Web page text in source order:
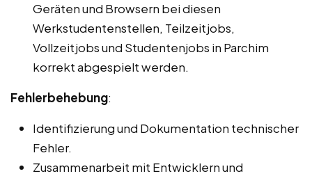
Geräten und Browsern bei diesen
Werkstudentenstellen, Teilzeitjobs,
Vollzeitjobs und Studentenjobs in Parchim
korrekt abgespielt werden.
Fehlerbehebung:
Identifizierung und Dokumentation technischer
Fehler.
Zusammenarbeit mit Entwicklern und